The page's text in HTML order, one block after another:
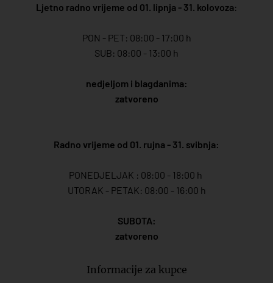
Ljetno radno vrijeme od 01. lipnja - 31. kolovoza:
PON - PET: 08:00 - 17:00 h
SUB: 08:00 - 13:00 h
nedjeljom i blagdanima:
zatvoreno
Radno vrijeme od 01. rujna - 31. svibnja:
PONEDJELJAK : 08:00 - 18:00 h
UTORAK - PETAK: 08:00 - 16:00 h
SUBOTA:
zatvoreno
Informacije za kupce